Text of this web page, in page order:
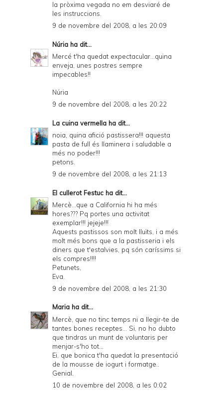
la pròxima vegada no em desviaré de
les instruccions.
9 de novembre del 2008, a les 20:09
Núria ha dit...
Mercé t'ha quedat expectacular...quina
enveja, unes postres sempre
impecables!!
Núria
9 de novembre del 2008, a les 20:22
La cuina vermella ha dit...
noia, quina afició pastissera!!! aquesta
pasta de full és llaminera i saludable a
més no poder!!!
petons.
9 de novembre del 2008, a les 21:13
El cullerot Festuc ha dit...
Mercè...que a California hi ha més
hores??? Pq portes una activitat
exemplar!!! jejeje!!!
Aquests pastissos son molt lluïts, i a més
molt més bons que a la pastisseria i els
diners que t'estalvies, pq són caríssims si
els compres!!!!
Petunets,
Eva.
9 de novembre del 2008, a les 21:30
Maria ha dit...
Mercè, que no tinc temps ni a llegir-te de
tantes bones receptes... Si, no ho dubto
que tindras un munt de voluntaris per
menjar-s'ho tot...
Ei, que bonica t'ha quedat la presentació
de la mousse de iogurt i formatge..
Genial.
10 de novembre del 2008, a les 0:02